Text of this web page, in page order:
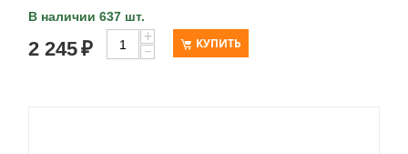
В наличии 637 шт.
2 245₽
+
−
КУПИТЬ